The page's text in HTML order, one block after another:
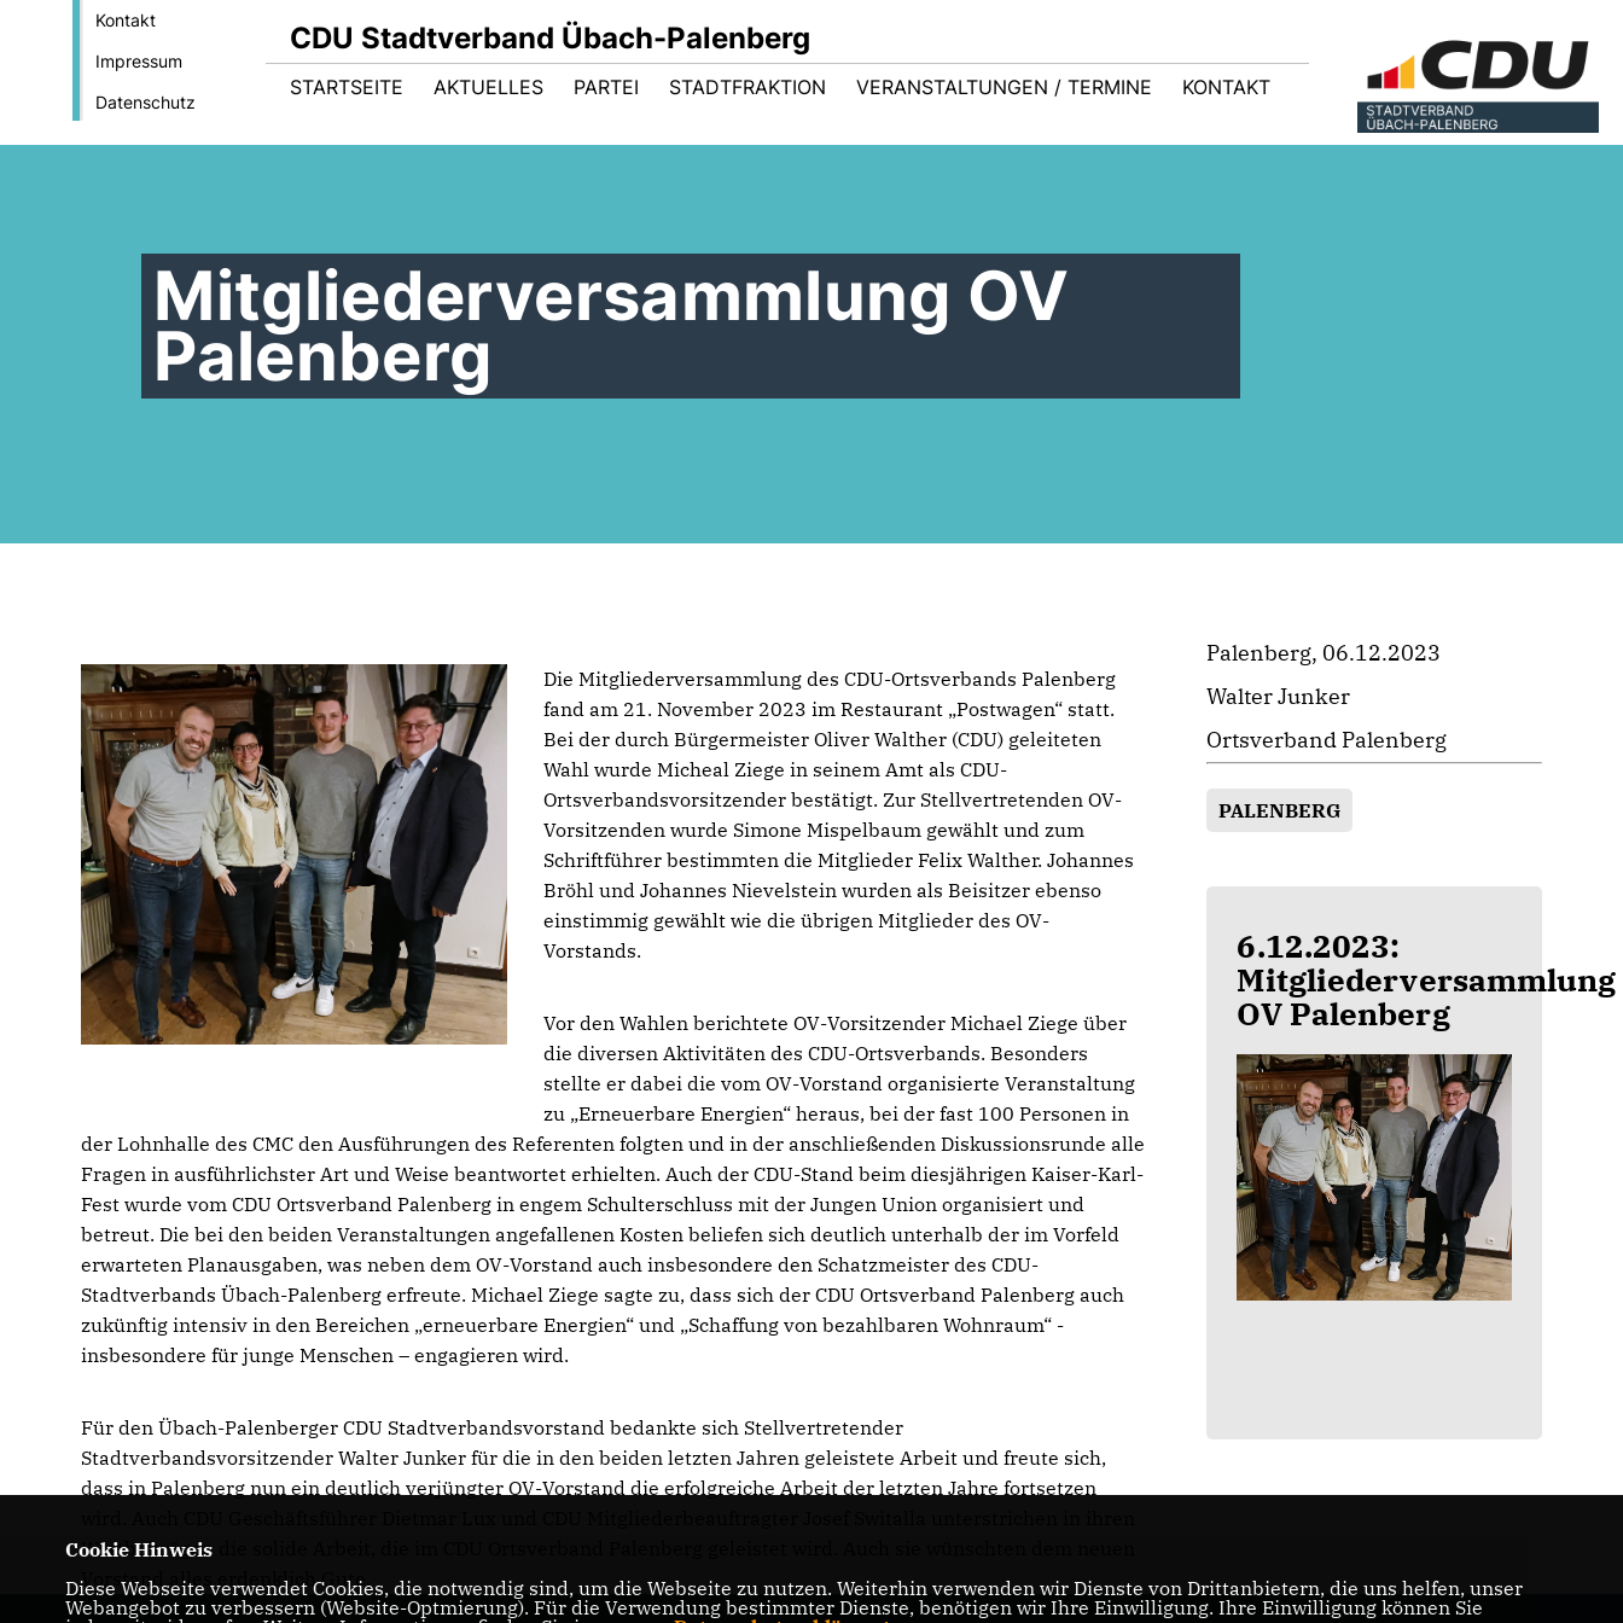
Kontakt
Impressum
Datenschutz
CDU Stadtverband Übach-Palenberg
STARTSEITE AKTUELLES PARTEI STADTFRAKTION VERANSTALTUNGEN / TERMINE KONTAKT
Mitgliederversammlung OV
Palenberg
Die Mitgliederversammlung des CDU-Ortsverbands Palenberg
fand am 21. November 2023 im Restaurant „Postwagen“ statt.
Bei der durch Bürgermeister Oliver Walther (CDU) geleiteten
Wahl wurde Micheal Ziege in seinem Amt als CDU-
Ortsverbandsvorsitzender bestätigt. Zur Stellvertretenden OV-
Vorsitzenden wurde Simone Mispelbaum gewählt und zum
Schriftführer bestimmten die Mitglieder Felix Walther. Johannes
Bröhl und Johannes Nievelstein wurden als Beisitzer ebenso
einstimmig gewählt wie die übrigen Mitglieder des OV-
Vorstands.
Vor den Wahlen berichtete OV-Vorsitzender Michael Ziege über
die diversen Aktivitäten des CDU-Ortsverbands. Besonders
stellte er dabei die vom OV-Vorstand organisierte Veranstaltung
zu „Erneuerbare Energien“ heraus, bei der fast 100 Personen in
der Lohnhalle des CMC den Ausführungen des Referenten folgten und in der anschließenden Diskussionsrunde alle
Fragen in ausführlichster Art und Weise beantwortet erhielten. Auch der CDU-Stand beim diesjährigen Kaiser-Karl-
Fest wurde vom CDU Ortsverband Palenberg in engem Schulterschluss mit der Jungen Union organisiert und
betreut. Die bei den beiden Veranstaltungen angefallenen Kosten beliefen sich deutlich unterhalb der im Vorfeld
erwarteten Planausgaben, was neben dem OV-Vorstand auch insbesondere den Schatzmeister des CDU-
Stadtverbands Übach-Palenberg erfreute. Michael Ziege sagte zu, dass sich der CDU Ortsverband Palenberg auch
zukünftig intensiv in den Bereichen „erneuerbare Energien“ und „Schaffung von bezahlbaren Wohnraum“ -
insbesondere für junge Menschen – engagieren wird.
Für den Übach-Palenberger CDU Stadtverbandsvorstand bedankte sich Stellvertretender
Stadtverbandsvorsitzender Walter Junker für die in den beiden letzten Jahren geleistete Arbeit und freute sich,
dass in Palenberg nun ein deutlich verjüngter OV-Vorstand die erfolgreiche Arbeit der letzten Jahre fortsetzen
Wortbeiträgen die solide Arbeit, die im CDU Ortsverband Palenberg geleistet wird. Auch sie wünschten dem neuen
Vorstand alles erdenklich Gute.
Palenberg, 06.12.2023
Walter Junker
Ortsverband Palenberg
PALENBERG
6.12.2023:
Mitgliederversammlung
OV Palenberg
Cookie Hinweis
Diese Webseite verwendet Cookies, die notwendig sind, um die Webseite zu nutzen. Weiterhin verwenden wir Dienste von Drittanbietern, die uns helfen, unser
Webangebot zu verbessern (Website-Optmierung). Für die Verwendung bestimmter Dienste, benötigen wir Ihre Einwilligung. Ihre Einwilligung können Sie